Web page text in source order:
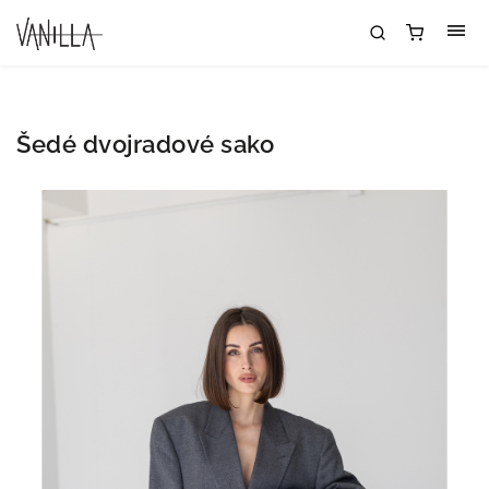
Šedé dvojradové sako